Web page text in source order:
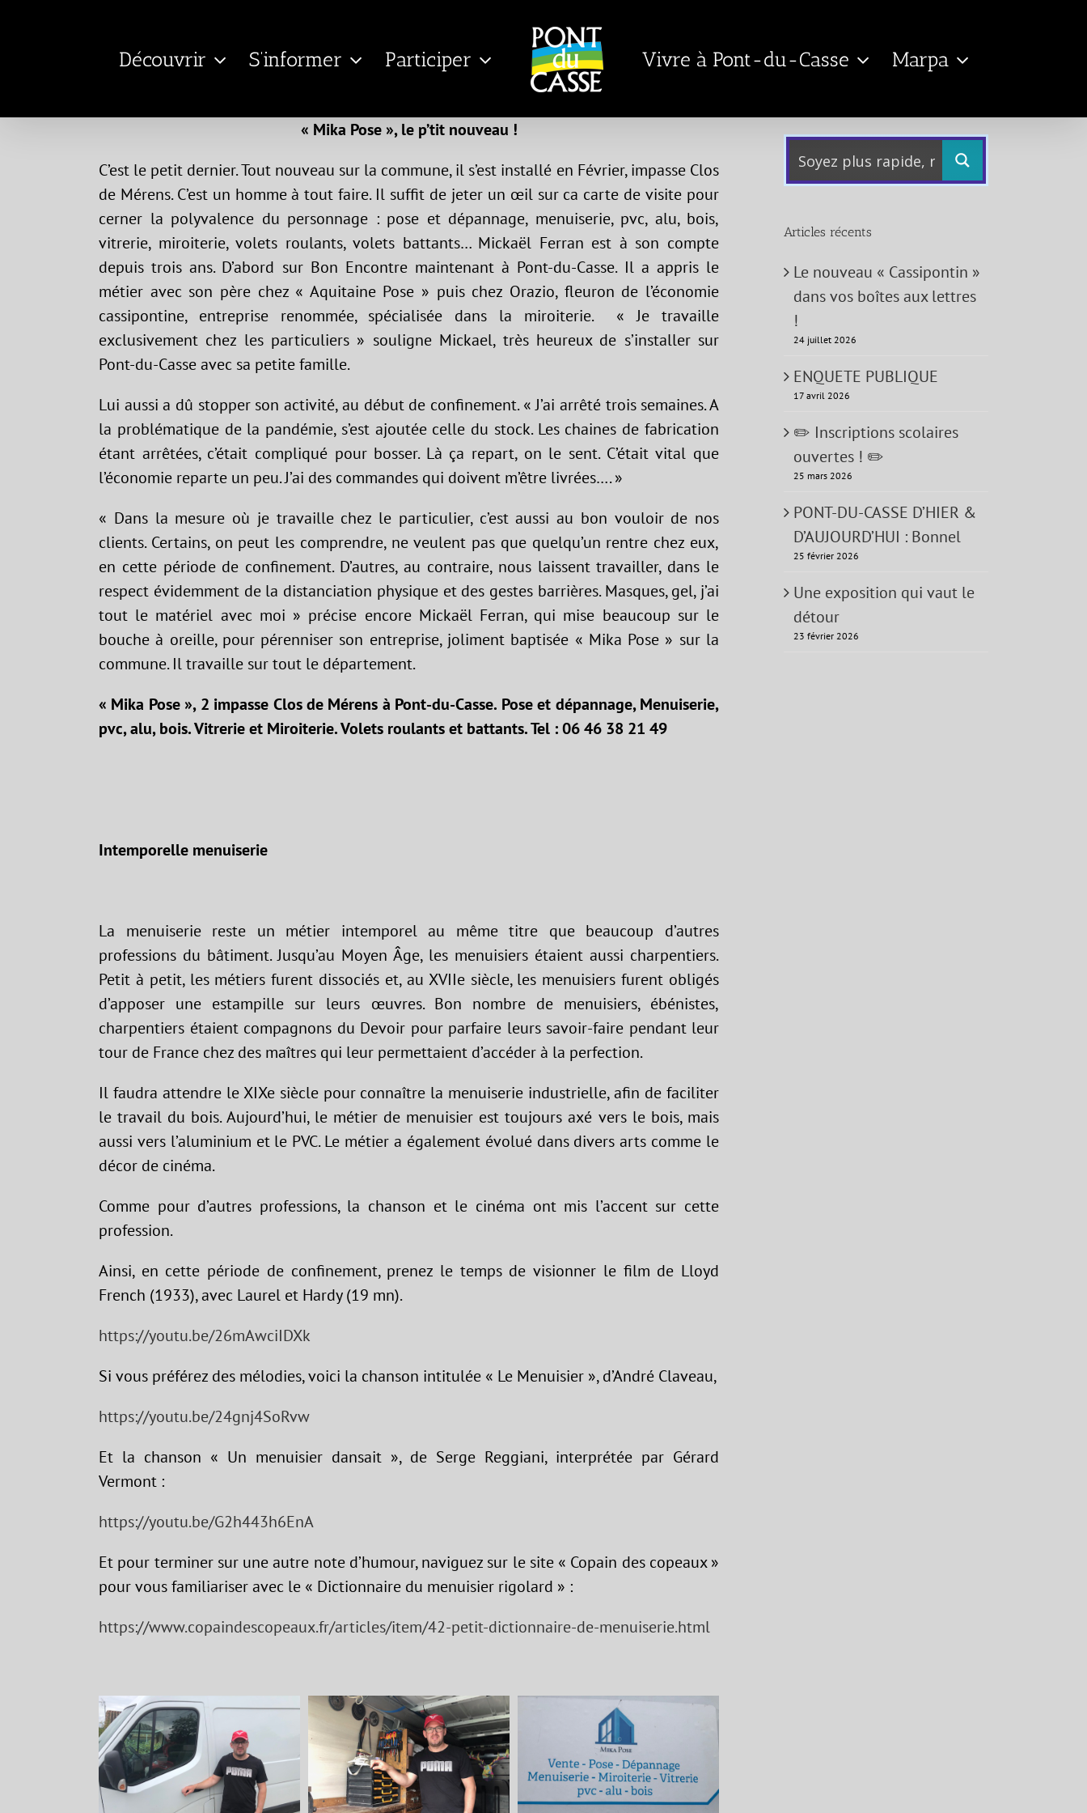
Découvrir S’informer Participer Vivre à Pont-du-Casse Marpa
« Mika Pose », le p’tit nouveau !
C’est le petit dernier. Tout nouveau sur la commune, il s’est installé en Février, impasse Clos
de Mérens. C’est un homme à tout faire. Il suffit de jeter un œil sur ca carte de visite pour
cerner la polyvalence du personnage : pose et dépannage, menuiserie, pvc, alu, bois,
vitrerie, miroiterie, volets roulants, volets battants… Mickaël Ferran est à son compte
depuis trois ans. D’abord sur Bon Encontre maintenant à Pont-du-Casse. Il a appris le
métier avec son père chez « Aquitaine Pose » puis chez Orazio, fleuron de l’économie
cassipontine, entreprise renommée, spécialisée dans la miroiterie. « Je travaille
exclusivement chez les particuliers » souligne Mickael, très heureux de s’installer sur
Pont-du-Casse avec sa petite famille.
Lui aussi a dû stopper son activité, au début de confinement. « J’ai arrêté trois semaines. A
la problématique de la pandémie, s’est ajoutée celle du stock. Les chaines de fabrication
étant arrêtées, c’était compliqué pour bosser. Là ça repart, on le sent. C’était vital que
l’économie reparte un peu. J’ai des commandes qui doivent m’être livrées…. »
« Dans la mesure où je travaille chez le particulier, c’est aussi au bon vouloir de nos
clients. Certains, on peut les comprendre, ne veulent pas que quelqu’un rentre chez eux,
en cette période de confinement. D’autres, au contraire, nous laissent travailler, dans le
respect évidemment de la distanciation physique et des gestes barrières. Masques, gel, j’ai
tout le matériel avec moi » précise encore Mickaël Ferran, qui mise beaucoup sur le
bouche à oreille, pour pérenniser son entreprise, joliment baptisée « Mika Pose » sur la
commune. Il travaille sur tout le département.
« Mika Pose », 2 impasse Clos de Mérens à Pont-du-Casse. Pose et dépannage, Menuiserie,
pvc, alu, bois. Vitrerie et Miroiterie. Volets roulants et battants. Tel : 06 46 38 21 49
Intemporelle menuiserie
La menuiserie reste un métier intemporel au même titre que beaucoup d’autres
professions du bâtiment. Jusqu’au Moyen Âge, les menuisiers étaient aussi charpentiers.
Petit à petit, les métiers furent dissociés et, au XVIIe siècle, les menuisiers furent obligés
d’apposer une estampille sur leurs œuvres. Bon nombre de menuisiers, ébénistes,
charpentiers étaient compagnons du Devoir pour parfaire leurs savoir-faire pendant leur
tour de France chez des maîtres qui leur permettaient d’accéder à la perfection.
Il faudra attendre le XIXe siècle pour connaître la menuiserie industrielle, afin de faciliter
le travail du bois. Aujourd’hui, le métier de menuisier est toujours axé vers le bois, mais
aussi vers l’aluminium et le PVC. Le métier a également évolué dans divers arts comme le
décor de cinéma.
Comme pour d’autres professions, la chanson et le cinéma ont mis l’accent sur cette
profession.
Ainsi, en cette période de confinement, prenez le temps de visionner le film de Lloyd
French (1933), avec Laurel et Hardy (19 mn).
https://youtu.be/26mAwciIDXk
Si vous préférez des mélodies, voici la chanson intitulée « Le Menuisier », d’André Claveau,
https://youtu.be/24gnj4SoRvw
Et la chanson « Un menuisier dansait », de Serge Reggiani, interprétée par Gérard
Vermont :
https://youtu.be/G2h443h6EnA
Et pour terminer sur une autre note d’humour, naviguez sur le site « Copain des copeaux »
pour vous familiariser avec le « Dictionnaire du menuisier rigolard » :
https://www.copaindescopeaux.fr/articles/item/42-petit-dictionnaire-de-menuiserie.html
Articles récents
Le nouveau « Cassipontin »
dans vos boîtes aux lettres
!
24 juillet 2026
ENQUETE PUBLIQUE
17 avril 2026
✏️ Inscriptions scolaires
ouvertes ! ✏️
25 mars 2026
PONT-DU-CASSE D’HIER &
D’AUJOURD’HUI : Bonnel
25 février 2026
Une exposition qui vaut le
détour
23 février 2026